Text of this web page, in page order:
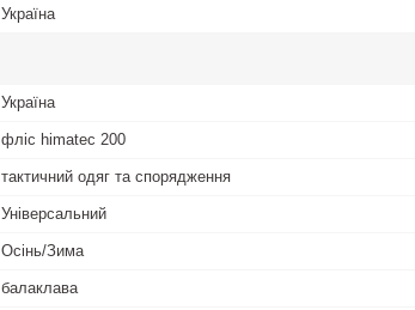
Україна
Україна
фліс himatec 200
тактичний одяг та спорядження
Універсальний
Осінь/Зима
балаклава